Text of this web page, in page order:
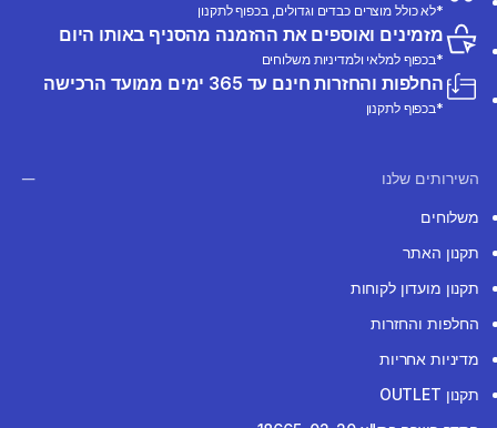
*לא כולל מוצרים כבדים וגדולים, בכפוף לתקנון
מזמינים ואוספים את ההזמנה מהסניף באותו היום
*בכפוף למלאי ולמדיניות משלוחים
החלפות והחזרות חינם עד 365 ימים ממועד הרכישה
*בכפוף לתקנון
השירותים שלנו
משלוחים
תקנון האתר
תקנון מועדון לקוחות
החלפות והחזרות
מדיניות אחריות
תקנון OUTLET